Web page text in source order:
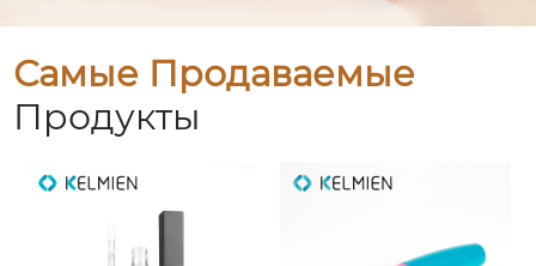
Самые Продаваемые
Продукты